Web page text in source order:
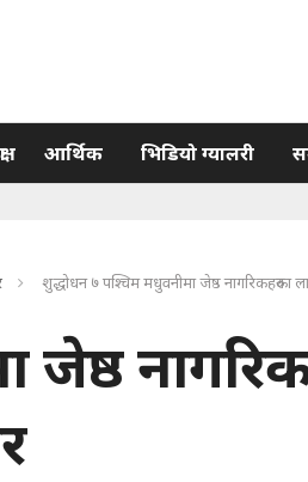
आर्थिक भिडियो ग्यालरी
शुद्धोधन ७ पश्चिम मधुवनीमा जेष्ठ नागरिकहरुका